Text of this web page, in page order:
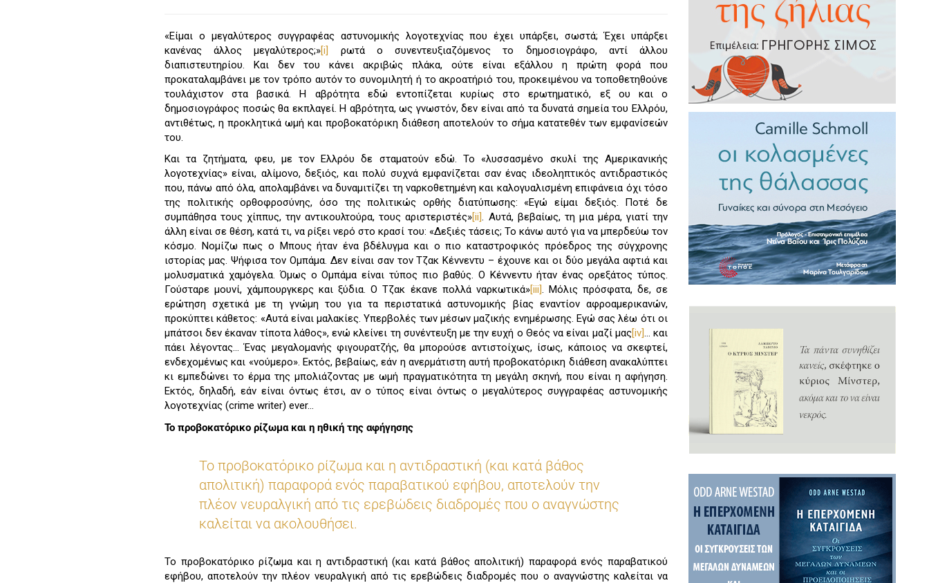
«Είμαι ο μεγαλύτερος συγγραφέας αστυνομικής λογοτεχνίας που έχει υπάρξει, σωστά; Έχει υπάρξει
κανένας άλλος μεγαλύτερος;»[i]
ρωτά ο συνεντευξιαζόμενος το δημοσιογράφο, αντί άλλου
διαπιστευτηρίου. Και δεν του κάνει ακριβώς πλάκα, ούτε είναι εξάλλου η πρώτη φορά που
προκαταλαμβάνει με τον τρόπο αυτόν το συνομιλητή ή το ακροατήριό του, προκειμένου να τοποθετηθούνε
τουλάχιστον στα βασικά. Η αβρότητα εδώ εντοπίζεται κυρίως στο ερωτηματικό, εξ ου και ο
δημοσιογράφος ποσώς θα εκπλαγεί. Η αβρότητα, ως γνωστόν, δεν είναι από τα δυνατά σημεία του Ελλρόυ,
αντιθέτως, η προκλητικά ωμή και προβοκατόρικη διάθεση αποτελούν το σήμα κατατεθέν των εμφανίσεών
του.
Και τα ζητήματα, φευ, με τον Ελλρόυ δε σταματούν εδώ. Το «λυσσασμένο σκυλί της Αμερικανικής
λογοτεχνίας» είναι, αλίμονο, δεξιός, και πολύ συχνά εμφανίζεται σαν ένας ιδεοληπτικός αντιδραστικός
που, πάνω από όλα, απολαμβάνει να δυναμιτίζει τη ναρκοθετημένη και καλογυαλισμένη επιφάνεια όχι τόσο
της πολιτικής ορθοφροσύνης, όσο της πολιτικώς ορθής διατύπωσης: «Εγώ είμαι δεξιός. Ποτέ δε
συμπάθησα τους χίππυς, την αντικουλτούρα, τους αριστεριστές»[ii]. Αυτά, βεβαίως, τη μια μέρα, γιατί την
άλλη είναι σε θέση, κατά τι, να ρίξει νερό στο κρασί του: «Δεξιές τάσεις; Το κάνω αυτό για να μπερδεύω τον
κόσμο. Νομίζω πως ο Μπους ήταν ένα βδέλυγμα και ο πιο καταστροφικός πρόεδρος της σύγχρονης
ιστορίας μας. Ψήφισα τον Ομπάμα. Δεν είναι σαν τον Τζακ Κέννεντυ – έχουνε και οι δύο μεγάλα αφτιά και
μολυσματικά χαμόγελα. Όμως ο Ομπάμα είναι τύπος πιο βαθύς. Ο Κέννεντυ ήταν ένας ορεξάτος τύπος.
Γούσταρε μουνί, χάμπουργκερς και ξύδια. Ο Τζακ έκανε πολλά ναρκωτικά»[iii] . Μόλις πρόσφατα, δε, σε
ερώτηση σχετικά με τη γνώμη του για τα περιστατικά αστυνομικής βίας εναντίον αφροαμερικανών,
προκύπτει κάθετος: «Αυτά είναι μαλακίες. Υπερβολές των μέσων μαζικής ενημέρωσης. Εγώ σας λέω ότι οι
μπάτσοι δεν έκαναν τίποτα λάθος», ενώ κλείνει τη συνέντευξη με την ευχή ο Θεός να είναι μαζί μας[iv] … και
πάει λέγοντας… Ένας μεγαλομανής φιγουρατζής, θα μπορούσε αντιστοίχως, ίσως, κάποιος να σκεφτεί,
ενδεχομένως και «νούμερο». Εκτός, βεβαίως, εάν η ανερμάτιστη αυτή προβοκατόρικη διάθεση ανακαλύπτει
κι εμπεδώνει το έρμα της μπολιάζοντας με ωμή πραγματικότητα τη μεγάλη σκηνή, που είναι η αφήγηση.
Εκτός, δηλαδή, εάν είναι όντως έτσι, αν ο τύπος είναι όντως ο μεγαλύτερος συγγραφέας αστυνομικής
λογοτεχνίας (crime writer) ever…
Το προβοκατόρικο ρίζωμα και η ηθική της αφήγησης
Το προβοκατόρικο ρίζωμα και η αντιδραστική (και κατά βάθος
απολιτική) παραφορά ενός παραβατικού εφήβου, αποτελούν την
πλέον νευραλγική από τις ερεβώδεις διαδρομές που ο αναγνώστης
καλείται να ακολουθήσει.
Το προβοκατόρικο ρίζωμα και η αντιδραστική (και κατά βάθος απολιτική) παραφορά ενός παραβατικού
εφήβου, αποτελούν την πλέον νευραλγική από τις ερεβώδεις διαδρομές που ο αναγνώστης καλείται να